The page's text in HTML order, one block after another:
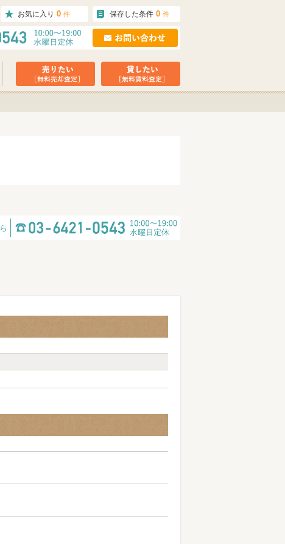
お気に入り 0 件 保存した条件 0 件